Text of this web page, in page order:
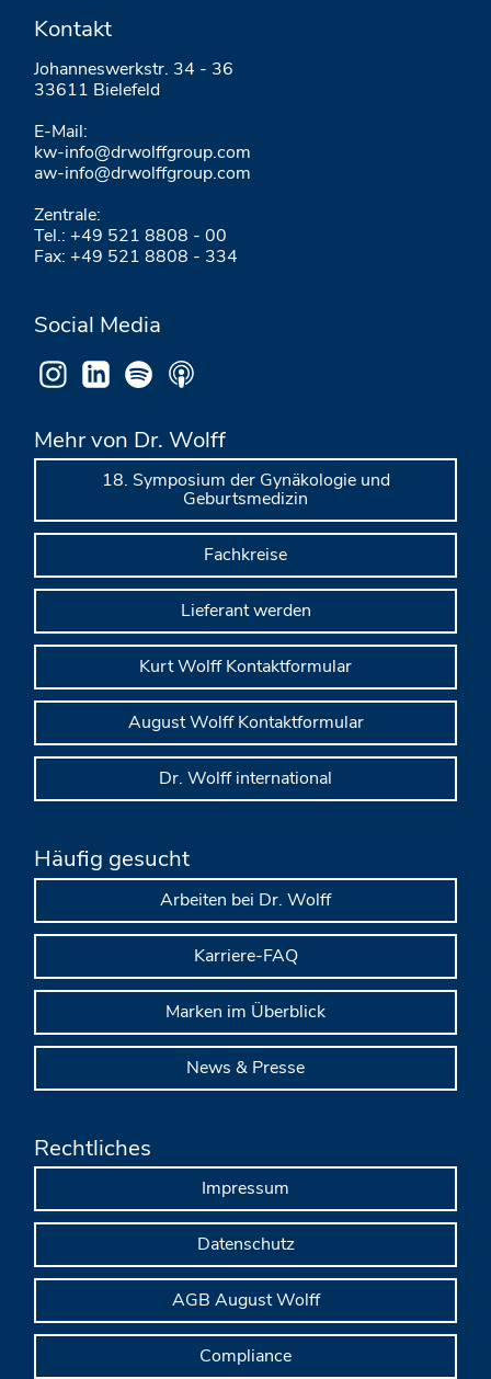
Kontakt
Johanneswerkstr. 34 - 36
33611 Bielefeld
E-Mail:
kw-info@drwolffgroup.com
aw-info@drwolffgroup.com
Zentrale:
Tel.: +49 521 8808 - 00
Fax: +49 521 8808 - 334
Social Media
Mehr von Dr. Wolff
18. Symposium der Gynäkologie und
Geburtsmedizin
Fachkreise
Lieferant werden
Kurt Wolff Kontaktformular
August Wolff Kontaktformular
Dr. Wolff international
Häufig gesucht
Arbeiten bei Dr. Wolff
Karriere-FAQ
Marken im Überblick
News & Presse
Rechtliches
Impressum
Datenschutz
AGB August Wolff
Compliance